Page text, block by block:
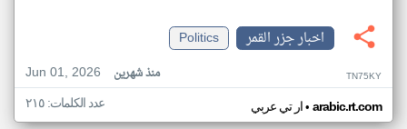
اخبار جزر القمر
Politics
Jun 01, 2026
منذ شهرين TN75KY
ار تي عربي• arabic.rt.com عدد الكلمات: ٢١٥